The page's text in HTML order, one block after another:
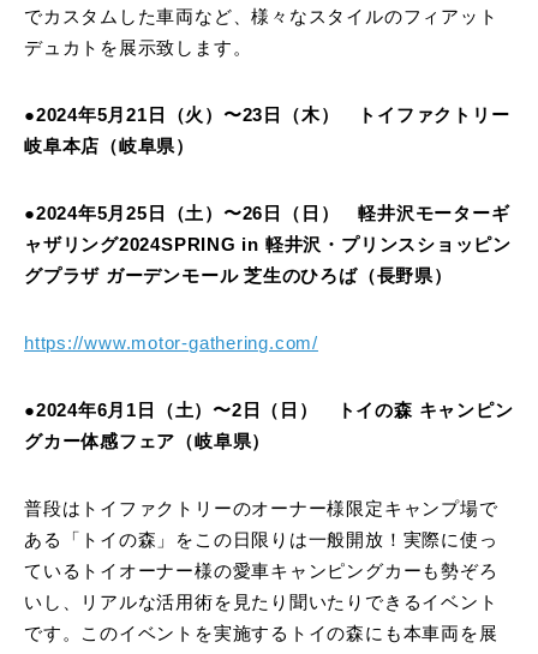
でカスタムした車両など、様々なスタイルのフィアット
デュカトを展示致します。
●2024年5月21日（火）〜23日（木） トイファクトリー
岐阜本店（岐阜県）
●2024年5月25日（土）〜26日（日） 軽井沢モーターギ
ャザリング2024SPRING in 軽井沢・プリンスショッピン
グプラザ ガーデンモール 芝生のひろば（長野県）
https://www.motor-gathering.com/
●2024年6月1日（土）〜2日（日） トイの森 キャンピン
グカー体感フェア（岐阜県）
普段はトイファクトリーのオーナー様限定キャンプ場で
ある「トイの森」をこの日限りは一般開放！実際に使っ
ているトイオーナー様の愛車キャンピングカーも勢ぞろ
いし、リアルな活用術を見たり聞いたりできるイベント
です。このイベントを実施するトイの森にも本車両を展